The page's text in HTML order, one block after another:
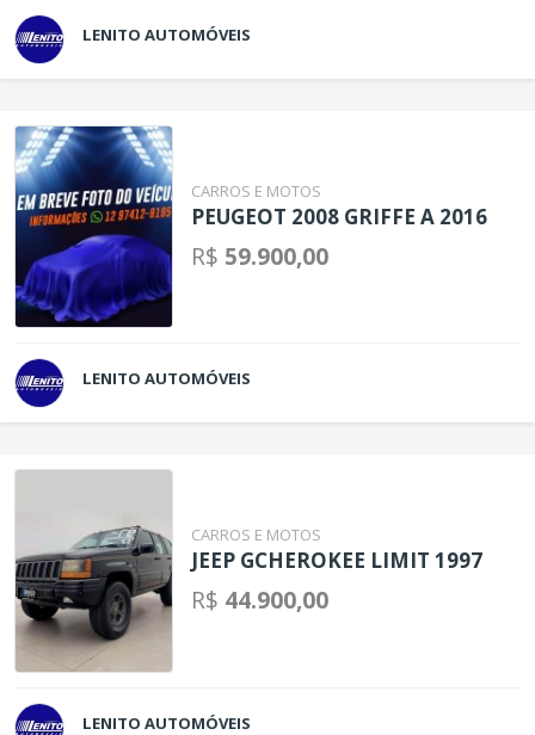
LENITO AUTOMÓVEIS
CARROS E MOTOS
PEUGEOT 2008 GRIFFE A 2016
R$ 59.900,00
LENITO AUTOMÓVEIS
CARROS E MOTOS
JEEP GCHEROKEE LIMIT 1997
R$ 44.900,00
LENITO AUTOMÓVEIS